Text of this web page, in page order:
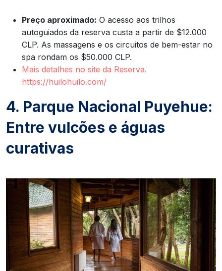
Preço aproximado: O acesso aos trilhos
autoguiados da reserva custa a partir de $12.000
CLP. As massagens e os circuitos de bem-estar no
spa rondam os $50.000 CLP.
Mais detalhes no site da Reserva.
https://huilohuilo.com/
4. Parque Nacional Puyehue:
Entre vulcões e águas
curativas